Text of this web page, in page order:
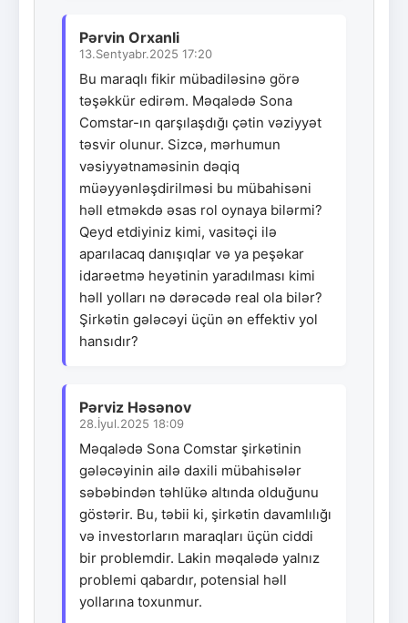
Pərvin Orxanli
13.Sentyabr.2025 17:20
Bu maraqlı fikir mübadiləsinə görə
təşəkkür edirəm. Məqalədə Sona
Comstar-ın qarşılaşdığı çətin vəziyyət
təsvir olunur. Sizcə, mərhumun
vəsiyyətnaməsinin dəqiq
müəyyənləşdirilməsi bu mübahisəni
həll etməkdə əsas rol oynaya bilərmi?
Qeyd etdiyiniz kimi, vasitəçi ilə
aparılacaq danışıqlar və ya peşəkar
idarəetmə heyətinin yaradılması kimi
həll yolları nə dərəcədə real ola bilər?
Şirkətin gələcəyi üçün ən effektiv yol
hansıdır?
Pərviz Həsənov
28.İyul.2025 18:09
Məqalədə Sona Comstar şirkətinin
gələcəyinin ailə daxili mübahisələr
səbəbindən təhlükə altında olduğunu
göstərir. Bu, təbii ki, şirkətin davamlılığı
və investorların maraqları üçün ciddi
bir problemdir. Lakin məqalədə yalnız
problemi qabardır, potensial həll
yollarına toxunmur.